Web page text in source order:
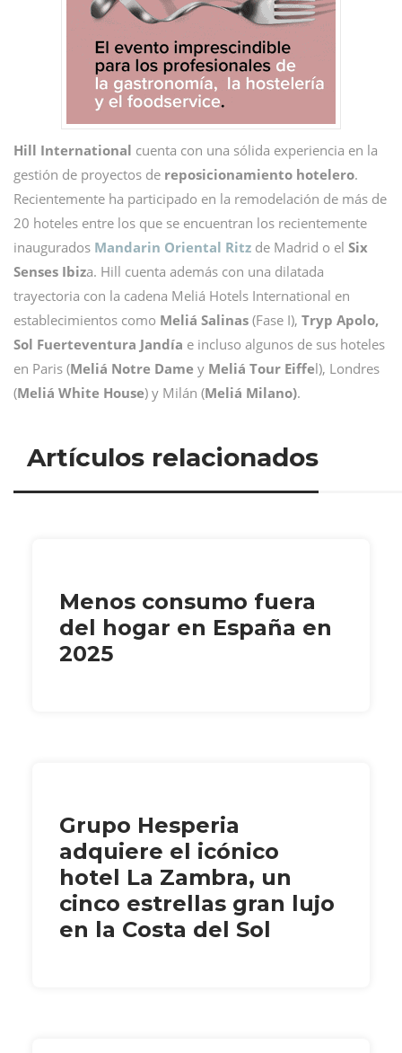
Hill International cuenta con una sólida experiencia en la
gestión de proyectos de reposicionamiento hotelero.
Recientemente ha participado en la remodelación de más de
20 hoteles entre los que se encuentran los recientemente
inaugurados Mandarin Oriental Ritz de Madrid o el Six
Senses Ibiza. Hill cuenta además con una dilatada
trayectoria con la cadena Meliá Hotels International en
establecimientos como Meliá Salinas (Fase I), Tryp Apolo,
Sol Fuerteventura Jandía e incluso algunos de sus hoteles
en Paris (Meliá Notre Dame y Meliá Tour Eiffel), Londres
(Meliá White House) y Milán (Meliá Milano).
Artículos relacionados
Menos consumo fuera
del hogar en España en
2025
Grupo Hesperia
adquiere el icónico
hotel La Zambra, un
cinco estrellas gran lujo
en la Costa del Sol